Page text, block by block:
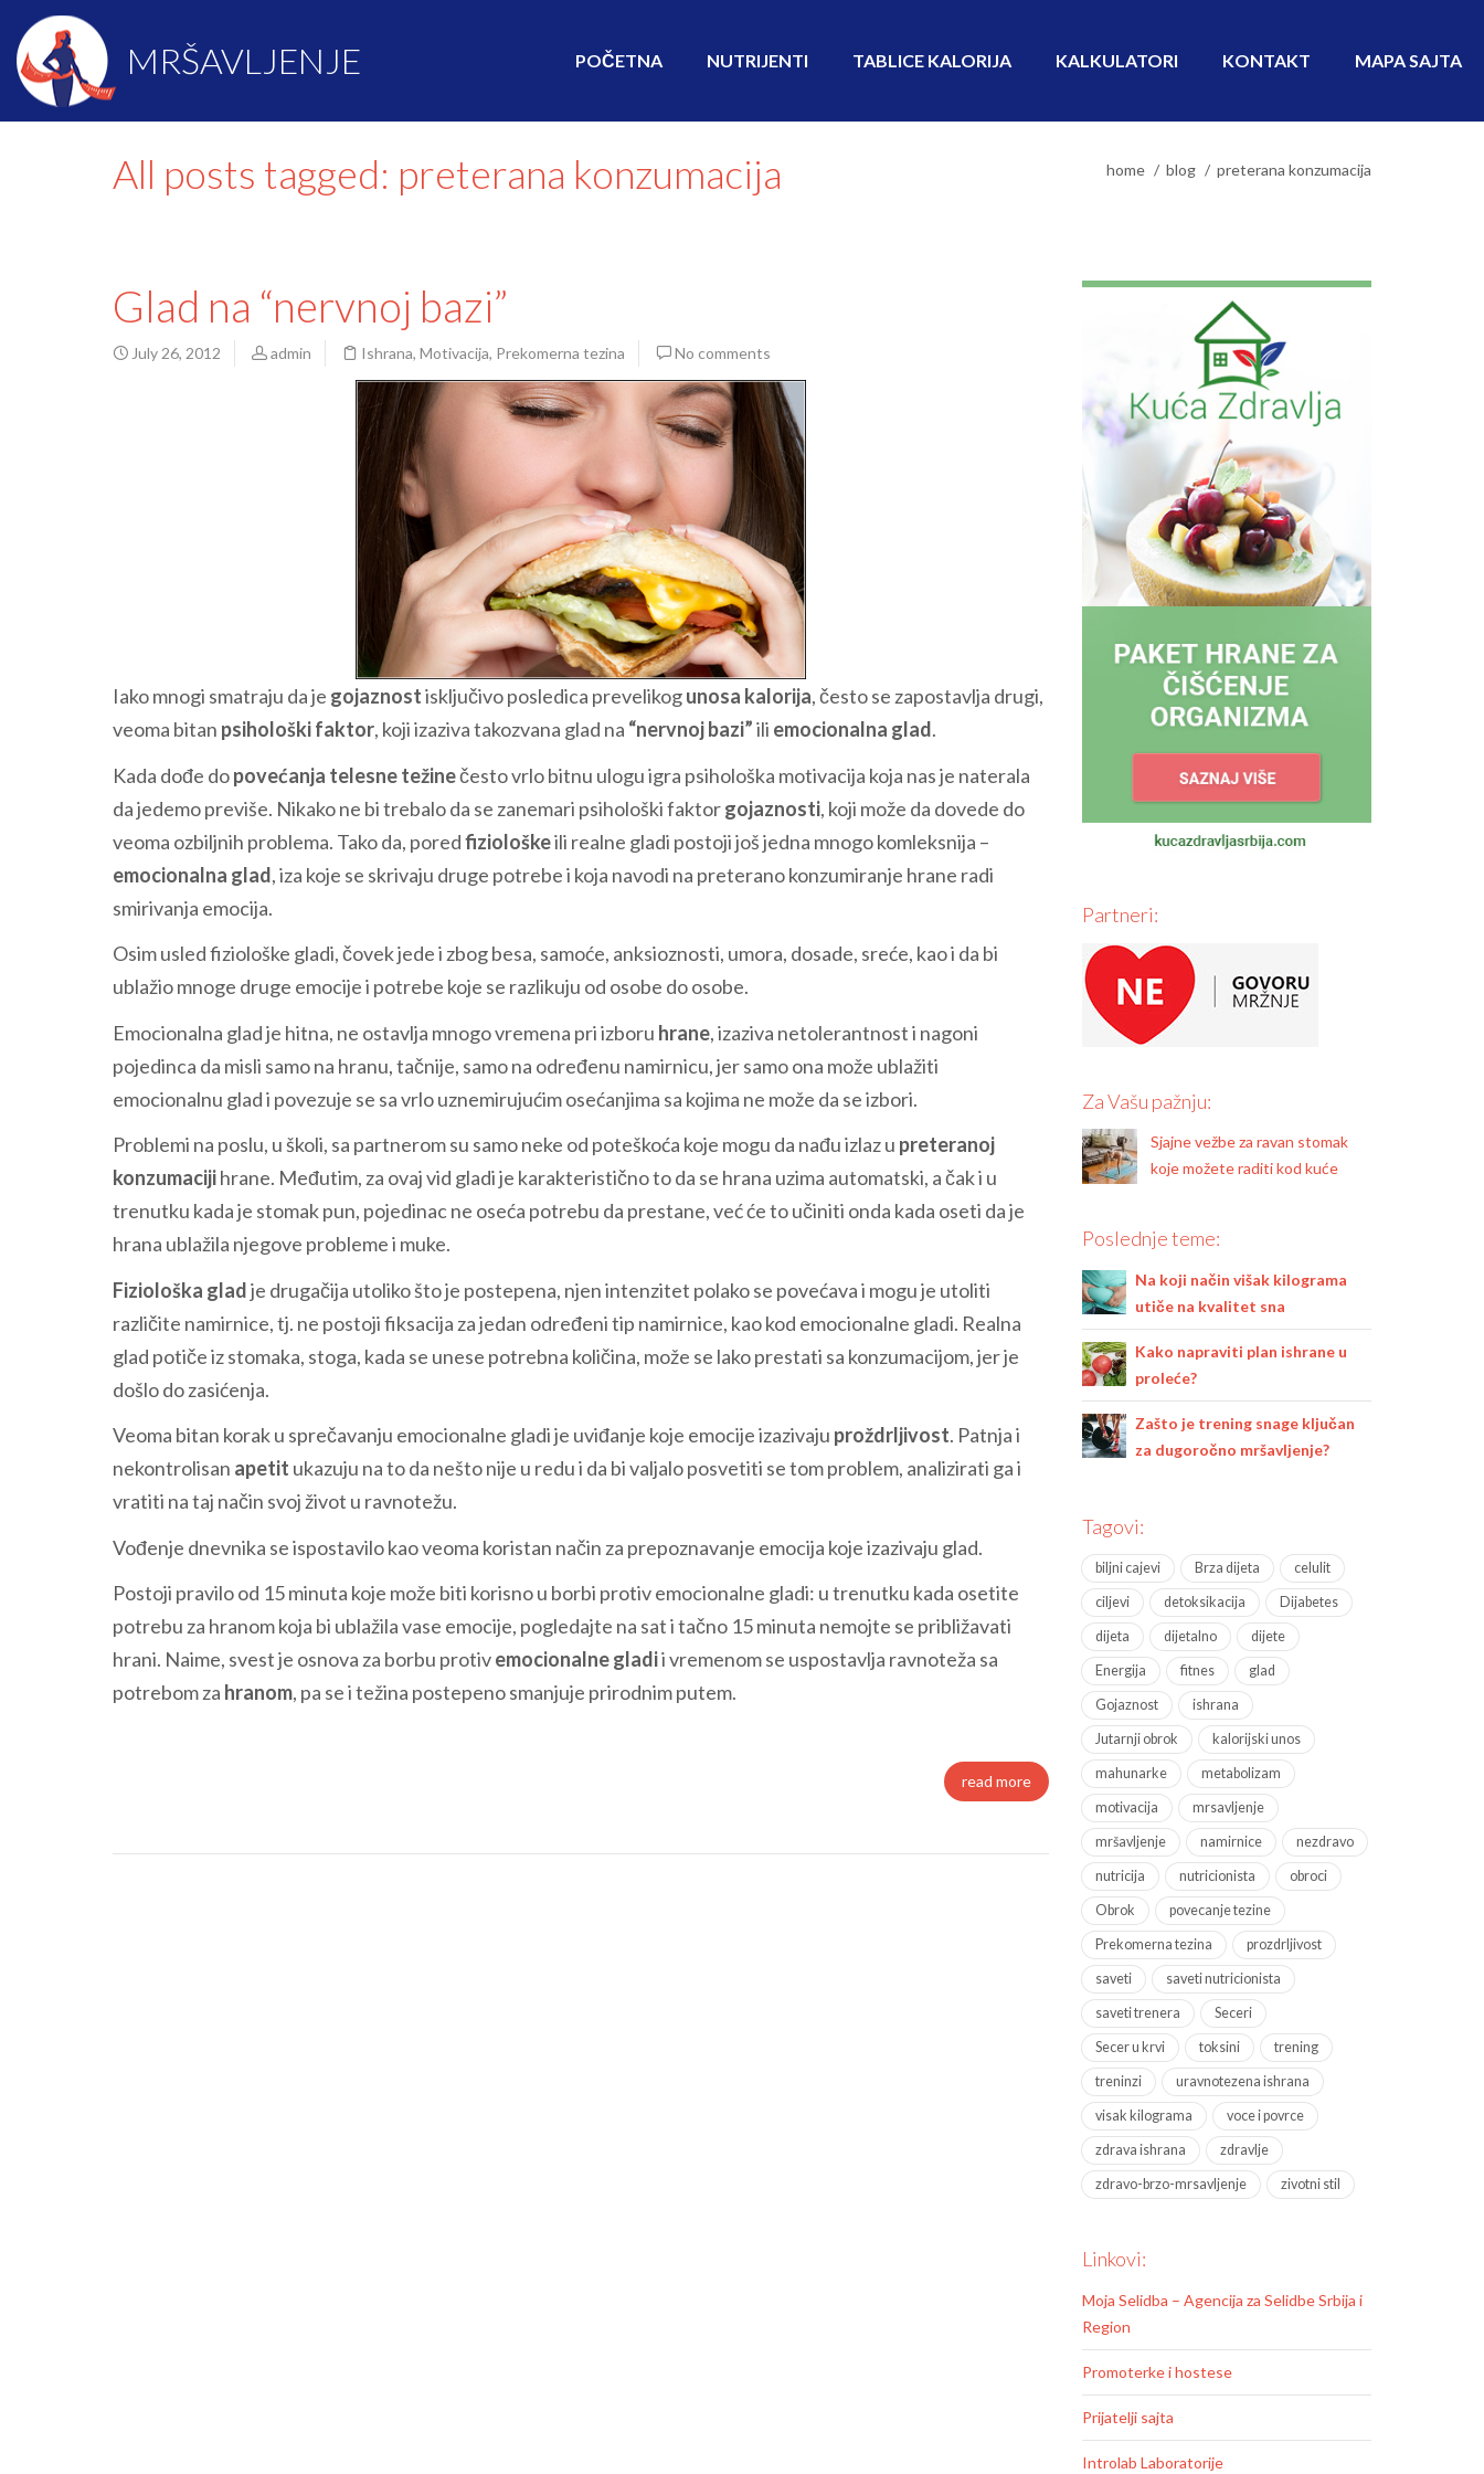
MRŠAVLJENJE POČETNA NUTRIJENTI TABLICE KALORIJA KALKULATORI KONTAKT MAPA SAJTA
All posts tagged: preterana konzumacija home blog preterana konzumacija
Glad na “nervnoj bazi”
July 26, 2012 admin Ishrana, Motivacija, Prekomerna tezina No comments
Iako mnogi smatraju da je gojaznostisključivo posledica prevelikogunosa kalorija, često se zapostavlja drugi,
veoma bitan psihološki faktor, koji izaziva takozvana glad na “nervnoj bazi”ili emocionalna glad.
Kada dođe dopovećanja telesne težinečesto vrlo bitnu ulogu igra psihološka motivacija koja nas je naterala
da jedemo previše. Nikako ne bi trebalo da se zanemari psihološki faktorgojaznosti, koji može da dovede do
veoma ozbiljnih problema. Tako da, poredfiziološkeili realne gladi postoji još jedna mnogo komleksnija –
emocionalna glad, iza koje se skrivaju druge potrebe i koja navodi na preterano konzumiranje hrane radi
smirivanja emocija.
Osim usled fiziološke gladi, čovek jede i zbog besa, samoće, anksioznosti, umora, dosade, sreće, kao i da bi
ublažio mnoge druge emocije i potrebe koje se razlikuju od osobe do osobe.
Emocionalna glad je hitna, ne ostavlja mnogo vremena pri izboru hrane, izaziva netolerantnost i nagoni
pojedinca da misli samo na hranu, tačnije, samo na određenu namirnicu, jer samo ona može ublažiti
emocionalnu glad i povezuje se sa vrlo uznemirujućim osećanjima sa kojima ne može da se izbori.
Problemi na poslu, u školi, sa partnerom su samo neke od poteškoća koje mogu da nađu izlaz u preteranoj
konzumacijihrane. Međutim, za ovaj vid gladi je karakteristično to da se hrana uzima automatski, a čak i u
trenutku kada je stomak pun, pojedinac ne oseća potrebu da prestane, već će to učiniti onda kada oseti da je
hrana ublažila njegove probleme i muke.
Fiziološka gladje drugačija utoliko što je postepena, njen intenzitet polako se povećava i mogu je utoliti
različite namirnice, tj. ne postoji fiksacija za jedan određeni tip namirnice, kao kod emocionalne gladi. Realna
glad potiče iz stomaka, stoga, kada se unese potrebna količina, može se lako prestati sa konzumacijom, jer je
došlo do zasićenja.
Veoma bitan korak u sprečavanju emocionalne gladi je uviđanje koje emocije izazivaju proždrljivost. Patnja i
nekontrolisan apetit ukazuju na to da nešto nije u redu i da bi valjalo posvetiti se tom problem, analizirati ga i
vratiti na taj način svoj život u ravnotežu.
Vođenje dnevnika se ispostavilo kao veoma koristan način za prepoznavanje emocija koje izazivaju glad.
Postoji pravilo od 15 minuta koje može biti korisno u borbi protiv emocionalne gladi: u trenutku kada osetite
potrebu za hranom koja bi ublažila vase emocije, pogledajte na sat i tačno 15 minuta nemojte se približavati
hrani. Naime, svest je osnova za borbu protivemocionalne gladii vremenom se uspostavlja ravnoteža sa
potrebom za hranom, pa se i težina postepeno smanjuje prirodnim putem.
read more
Partneri:
Za Vašu pažnju:
Sjajne vežbe za ravan stomak
koje možete raditi kod kuće
Poslednje teme:
Na koji način višak kilograma
utiče na kvalitet sna
Kako napraviti plan ishrane u
proleće?
Zašto je trening snage ključan
za dugoročno mršavljenje?
Tagovi:
biljni cajevi Brza dijeta celulit
ciljevi detoksikacija Dijabetes
dijeta dijetalno dijete
Energija fitnes glad
Gojaznost ishrana
Jutarnji obrok kalorijski unos
mahunarke metabolizam
motivacija mrsavljenje
mršavljenje namirnice nezdravo
nutricija nutricionista obroci
Obrok povecanje tezine
Prekomerna tezina prozdrljivost
saveti saveti nutricionista
saveti trenera Seceri
Secer u krvi toksini trening
treninzi uravnotezena ishrana
visak kilograma voce i povrce
zdrava ishrana zdravlje
zdravo-brzo-mrsavljenje zivotni stil
Linkovi:
Moja Selidba – Agencija za Selidbe Srbija i
Region
Promoterke i hostese
Prijatelji sajta
Introlab Laboratorije